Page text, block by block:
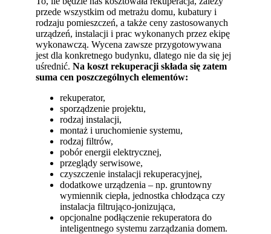
przede wszystkim od metrażu domu, kubatury i
rodzaju pomieszczeń, a także ceny zastosowanych
urządzeń, instalacji i prac wykonanych przez ekipę
wykonawczą. Wycena zawsze przygotowywana
jest dla konkretnego budynku, dlatego nie da się jej
uśrednić. Na koszt rekuperacji składa się zatem
suma cen poszczególnych elementów:
rekuperator,
sporządzenie projektu,
rodzaj instalacji,
montaż i uruchomienie systemu,
rodzaj filtrów,
pobór energii elektrycznej,
przeglądy serwisowe,
czyszczenie instalacji rekuperacyjnej,
dodatkowe urządzenia – np. gruntowny
wymiennik ciepła, jednostka chłodząca czy
instalacja filtrująco-jonizująca,
opcjonalne podłączenie rekuperatora do
inteligentnego systemu zarządzania domem.